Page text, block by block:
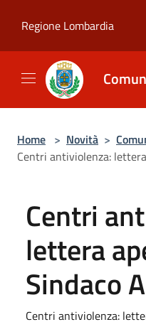
Regione Lombardia
Home > Novità >
Centri antiviolenza:
Centri
lettera
Sindaco
Centri antiviolenza: